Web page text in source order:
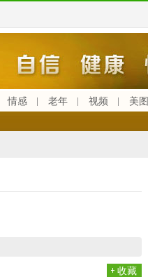
情感 老年 视频 美图
收藏